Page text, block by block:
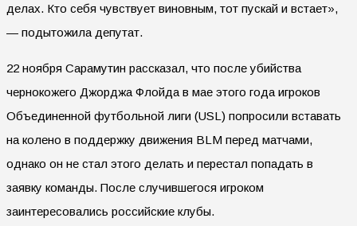
делах. Кто себя чувствует виновным, тот пускай и встает»,
— подытожила депутат.
22 ноября Сарамутин рассказал, что после убийства
чернокожего Джорджа Флойда в мае этого года игроков
Объединенной футбольной лиги (USL) попросили вставать
на колено в поддержку движения BLM перед матчами,
однако он не стал этого делать и перестал попадать в
заявку команды. После случившегося игроком
заинтересовались российские клубы.